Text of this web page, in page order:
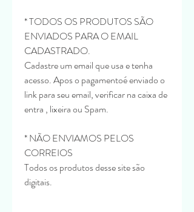
* TODOS OS PRODUTOS SÃO
ENVIADOS PARA O EMAIL
CADASTRADO.
Cadastre um email que usa e tenha
acesso. Apos o pagamentoé enviado o
link para seu email, verificar na caixa de
entra , lixeira ou Spam.
* NÃO ENVIAMOS PELOS
CORREIOS
Todos os produtos desse site são
digitais.